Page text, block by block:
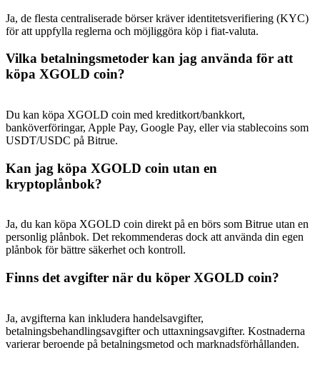
BTC Welcome Rewards
Deposit & Trade BTC to Share 25000 USDT prize pool!
Deposit CASHCAT & Win
Share 500000 CASHCAT prize pool
Register & Trade to Win 500,000 USDT
Precious Metals Trading Carnival
Ja, de flesta centraliserade börser kräver identitetsverifiering (KYC)
för att uppfylla reglerna och möjliggöra köp i fiat-valuta.
Vilka betalningsmetoder kan jag använda för att
köpa XGOLD coin?
Du kan köpa XGOLD coin med kreditkort/bankkort,
banköverföringar, Apple Pay, Google Pay, eller via stablecoins som
USDT/USDC på Bitrue.
Kan jag köpa XGOLD coin utan en
kryptoplånbok?
Ja, du kan köpa XGOLD coin direkt på en börs som Bitrue utan en
personlig plånbok. Det rekommenderas dock att använda din egen
plånbok för bättre säkerhet och kontroll.
Finns det avgifter när du köper XGOLD coin?
Ja, avgifterna kan inkludera handelsavgifter,
betalningsbehandlingsavgifter och uttaxningsavgifter. Kostnaderna
varierar beroende på betalningsmetod och marknadsförhållanden.